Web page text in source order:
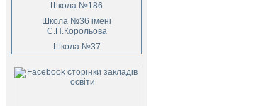
Школа №186
Школа №36 імені
С.П.Корольова
Школа №37